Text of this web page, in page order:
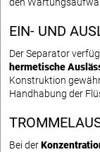
den
EIN- UND
Der Separator
hermetische
Konstruktion
Handhabung der
Bei der